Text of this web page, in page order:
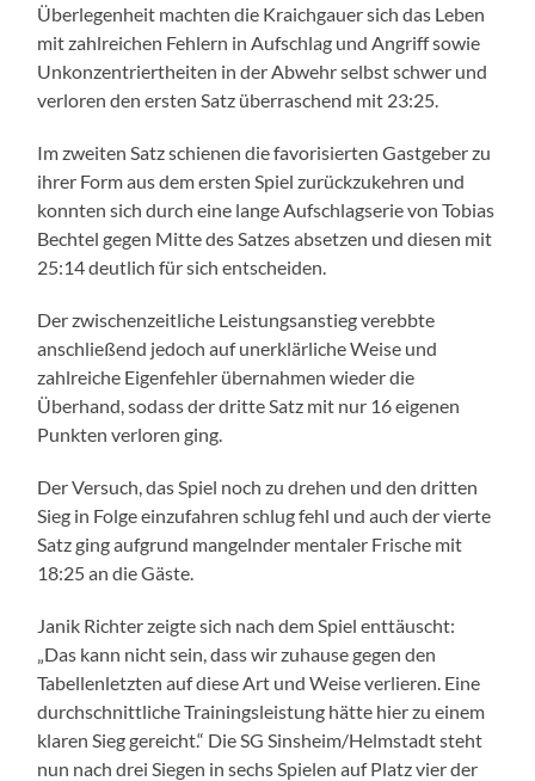
Überlegenheit machten die Kraichgauer sich das Leben
mit zahlreichen Fehlern in Aufschlag und Angriff sowie
Unkonzentriertheiten in der Abwehr selbst schwer und
verloren den ersten Satz überraschend mit 23:25.
Im zweiten Satz schienen die favorisierten Gastgeber zu
ihrer Form aus dem ersten Spiel zurückzukehren und
konnten sich durch eine lange Aufschlagserie von Tobias
Bechtel gegen Mitte des Satzes absetzen und diesen mit
25:14 deutlich für sich entscheiden.
Der zwischenzeitliche Leistungsanstieg verebbte
anschließend jedoch auf unerklärliche Weise und
zahlreiche Eigenfehler übernahmen wieder die
Überhand, sodass der dritte Satz mit nur 16 eigenen
Punkten verloren ging.
Der Versuch, das Spiel noch zu drehen und den dritten
Sieg in Folge einzufahren schlug fehl und auch der vierte
Satz ging aufgrund mangelnder mentaler Frische mit
18:25 an die Gäste.
Janik Richter zeigte sich nach dem Spiel enttäuscht:
„Das kann nicht sein, dass wir zuhause gegen den
Tabellenletzten auf diese Art und Weise verlieren. Eine
durchschnittliche Trainingsleistung hätte hier zu einem
klaren Sieg gereicht.“ Die SG Sinsheim/Helmstadt steht
nun nach drei Siegen in sechs Spielen auf Platz vier der